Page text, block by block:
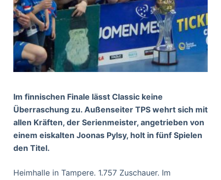
Im finnischen Finale lässt Classic keine
Überraschung zu. Außenseiter TPS wehrt sich mit
allen Kräften, der Serienmeister, angetrieben von
einem eiskalten Joonas Pylsy, holt in fünf Spielen
den Titel.
Heimhalle in Tampere. 1.757 Zuschauer. Im